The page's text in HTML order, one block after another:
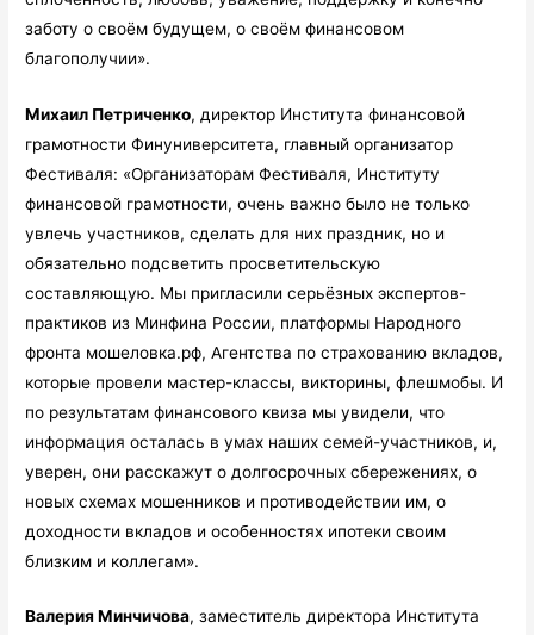
заботу о своём будущем, о своём финансовом
благополучии».
Михаил Петриченко, директор Института финансовой
грамотности Финуниверситета, главный организатор
Фестиваля: «Организаторам Фестиваля, Институту
финансовой грамотности, очень важно было не только
увлечь участников, сделать для них праздник, но и
обязательно подсветить просветительскую
составляющую. Мы пригласили серьёзных экспертов-
практиков из Минфина России, платформы Народного
фронта мошеловка.рф, Агентства по страхованию вкладов,
которые провели мастер-классы, викторины, флешмобы. И
по результатам финансового квиза мы увидели, что
информация осталась в умах наших семей-участников, и,
уверен, они расскажут о долгосрочных сбережениях, о
новых схемах мошенников и противодействии им, о
доходности вкладов и особенностях ипотеки своим
близким и коллегам».
Валерия Минчичова, заместитель директора Института